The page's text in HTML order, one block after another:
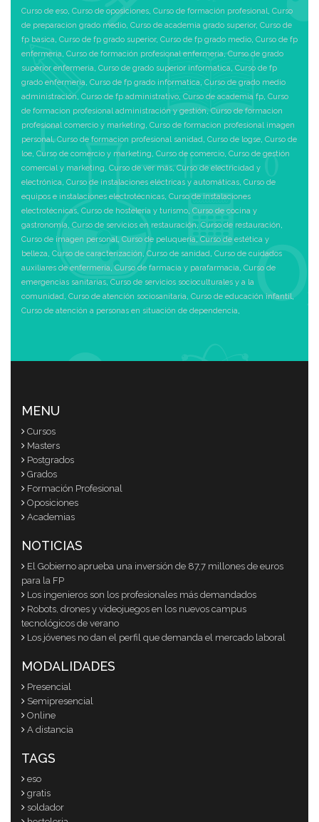
Curso de eso, Curso de oposiciones, Curso de formación profesional, Curso
de preparacion grado medio, Curso de academia grado superior, Curso de
fp basica, Curso de fp grado superior, Curso de fp grado medio, Curso de fp
enfermeria, Curso de formación profesional enfermeria,Curso de grado
superior enfermeria, Curso de grado superior informatica, Curso de fp
grado enfermeria, Curso de fp grado informatica, Curso de grado medio
administración, Curso de fp administrativo, Curso de academia fp, Curso
de formacion profesional administración y gestión,Curso de formacion
profesional comercio y marketing, Curso de formacion profesional imagen
personal,Curso de formacion profesional sanidad, Curso de logse, Curso de
loe, Curso de comercio y marketing, Curso de comercio, Curso de gestión
comercial y marketing, Curso de ver más,Curso de electricidad y
electrónica, Curso de instalaciones eléctricas y automáticas, Curso de
equipos e instalaciones electrotécnicas, Curso de instalaciones
electrotécnicas, Curso de hostelería y turismo, Curso de cocina y
gastronomía, Curso de servicios en restauración, Curso de restauración,
Curso de imagen personal, Curso de peluquería,Curso de estética y
belleza, Curso de caracterización,Curso de sanidad, Curso de cuidados
auxiliares de enfermería,Curso de farmacia y parafarmacia, Curso de
emergencias sanitarias, Curso de servicios socioculturales y a la
comunidad, Curso de atención sociosanitaria, Curso de educación infantil,
Curso de atención a personas en situación de dependencia,
MENU
Cursos
Masters
Postgrados
Grados
Formación Profesional
Oposiciones
Academias
NOTICIAS
El Gobierno aprueba una inversión de 87,7 millones de euros
para la FP
Los ingenieros son los profesionales más demandados
Robots, drones y videojuegos en los nuevos campus
tecnológicos de verano
Los jóvenes no dan el perfil que demanda el mercado laboral
MODALIDADES
Presencial
Semipresencial
Online
A distancia
TAGS
eso
gratis
soldador